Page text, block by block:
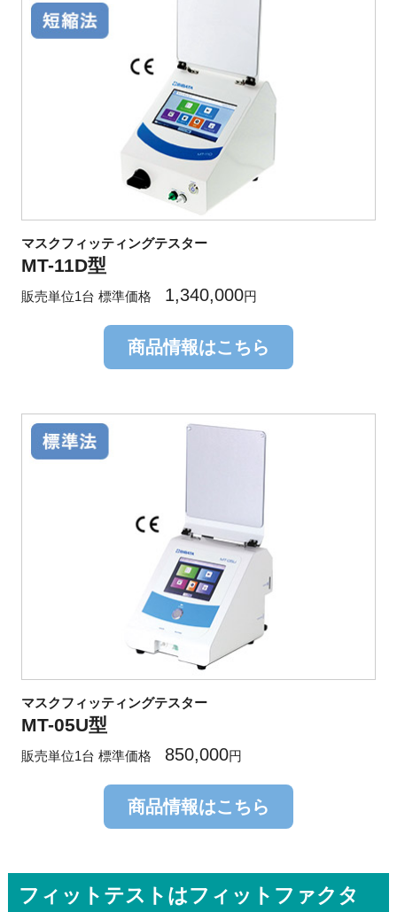
マスクフィッティングテスター
MT-11D型
販売単位1台 標準価格 1,340,000円
商品情報はこちら
マスクフィッティングテスター
MT-05U型
販売単位1台 標準価格 850,000円
商品情報はこちら
フィットテストはフィットファクタ